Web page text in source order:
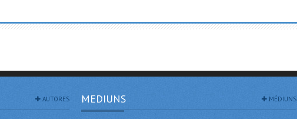
AUTORES MEDIUNS MÉDIUNS